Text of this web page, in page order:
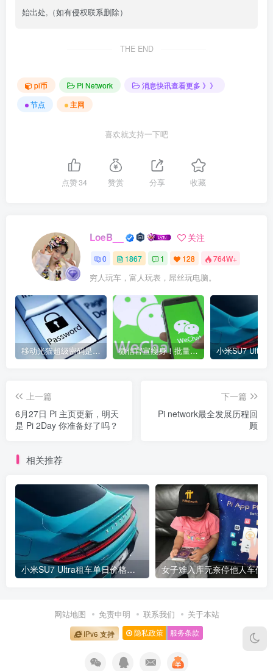
始出处,（如有侵权联系删除）
THE END
pi币 Pi Network
消息快讯查看更多 》》
节点
主网
喜欢就支持一下吧
点赞34 赞赏 分享 收藏
LoeB__ 关注
0 1867 1 128 764W+
穷人玩车，富人玩表，屌丝玩电脑。
移动光猫超级密码是多少？移动光猫超级管理员后台账号与密码 微信官宣瘦身！批量清理原图新功能来了 安卓、iOS均可使用
上一篇
6月27日 Pi 主页更新，明天
是 Pi 2Day 你准备好了吗？
下一篇
Pi network最全发展历程回
顾
相关推荐
小米SU7 Ultra租车单日价格高达万元：一月内已约满 预计一年回本
网站地图 免责申明 联系我们 关于本站
IPv6 支持 隐私政策 服务条款